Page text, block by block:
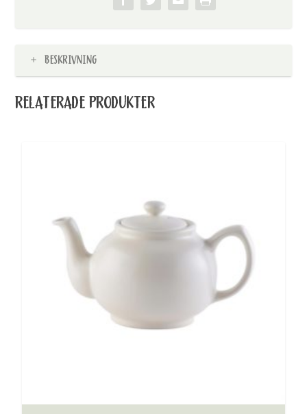
BESKRIVNING
RELATERADE PRODUKTER